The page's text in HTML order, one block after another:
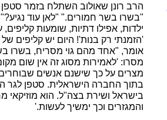
הרב רונן שאולוב השתלח בזמר סטפן
"בשרו בשר חמורים." "לאן עוד
ילדות, אפילו דתיות, שומעות
'הזמנתי רק בנות'! היום יש קליפים
אומר, "אחד מהם גוי מסריח, בשרו
מצרים על כך שישנם אנשים
בתוך החברה הישראלית. סטפן לגר
בישראל ושירת בצה"ל. הוא מוזיקאי
והמגזרים וכך ימשיך לעשות.'